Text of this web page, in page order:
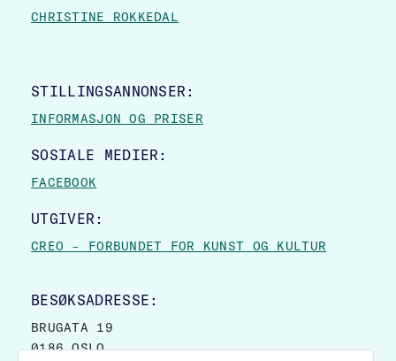
CHRISTINE ROKKEDAL
STILLINGSANNONSER:
INFORMASJON OG PRISER
SOSIALE MEDIER:
FACEBOOK
UTGIVER:
CREO – FORBUNDET FOR KUNST OG KULTUR
BESØKSADRESSE:
BRUGATA 19
0186 OSLO